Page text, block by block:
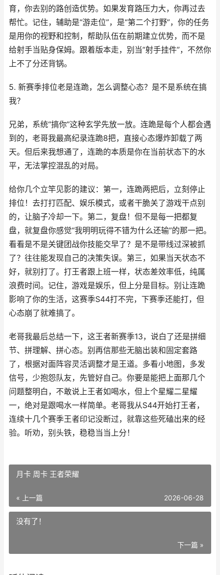
育，你去别的路创造优势。如果发育路压力大，你再过去
帮忙。记住，辅助是“游走位”，是“第二个打野”，你的任务
是用你的视野和控制，帮助队伍在前期建立优势，而不是
给射手当贴身保姆。跟着版本走，别当“射手挂件”，不然你
上不了分还背锅。
5. 新赛季排位老是连跪，怎么调整心态？是不是系统在搞
我？
兄弟，系统“搞你”这种玄学先放一放。连跪是每个人都会遇
到的，老哥我最高纪录连跪8把，直接心态爆炸卸载了两
天。但后来我想通了，连跪的本质是你在当前状态下的水
平，无法掌控混乱的对局。
给你几个立竿见影的建议：第一，连跪两把后，立刻停止
排位！去打打匹配、娱乐模式，或者干脆关了游戏干点别
的，让脑子冷却一下。第二，复盘！但不是每一把都复
盘，就复盘你感觉“我明明玩得不错为什么还输”的那一把。
看看是不是关键团战你技能交早了？是不是带线过深被抓
了？往往能发现自己的决策失误。第三，如果当天状态不
好，就别打了。打王者跟上班一样，状态差效率低，纯属
浪费时间。记住，游戏是娱乐，但上分是目标。别让连跪
影响了你的生活，这赛季S44打不完，下赛季还能打，但
心态崩了就难搞了。
老哥我最后总结一下，这王者新赛季13，说白了还是拼细
节、拼理解、拼心态。别再信那些无脑出装和固定套路
了，根据对面阵容灵活调整才是王道。多看小地图，多发
信号，少抱怨队友，先管好自己。你要是能把上面那几个
问题整明白，不敢说上王者如喝水，但上个星耀二星耀
一，绝对是跟喝水一样简单。老哥我从S44开始打王者，
连续十几个赛季王者印记没断过，就靠这些死磕出来的经
验。听劝，别头铁，稳稳当当上分！
月卡 周卡 王者荣耀
« 上一篇 2026-06-28
没有了！
下一篇 »